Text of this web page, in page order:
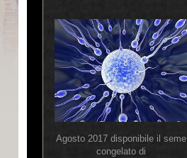
Agosto 2017 disponibile il seme
congelato di